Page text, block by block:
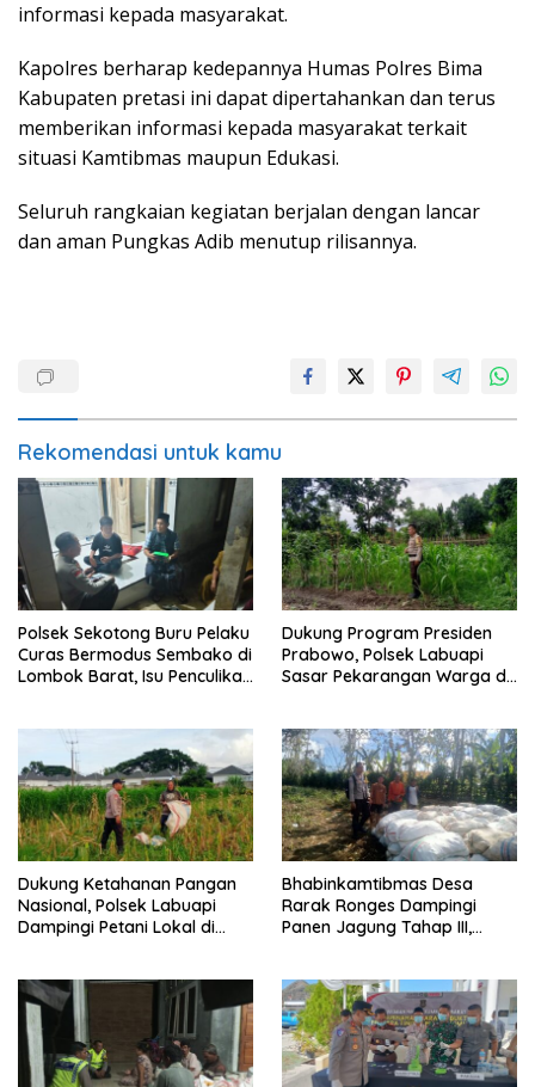
informasi kepada masyarakat.
Kapolres berharap kedepannya Humas Polres Bima
Kabupaten pretasi ini dapat dipertahankan dan terus
memberikan informasi kepada masyarakat terkait
situasi Kamtibmas maupun Edukasi.
Seluruh rangkaian kegiatan berjalan dengan lancar
dan aman Pungkas Adib menutup rilisannya.
Rekomendasi untuk kamu
Polsek Sekotong Buru Pelaku
Curas Bermodus Sembako di
Lombok Barat, Isu Penculikan
Dukung Program Presiden
Prabowo, Polsek Labuapi
Sasar Pekarangan Warga di
Dukung Ketahanan Pangan
Nasional, Polsek Labuapi
Dampingi Petani Lokal di
Bhabinkamtibmas Desa
Rarak Ronges Dampingi
Panen Jagung Tahap III,